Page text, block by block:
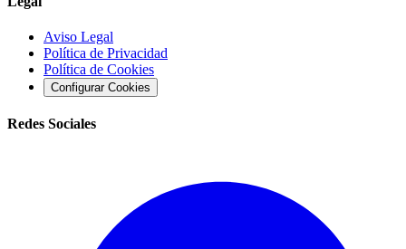
Aviso Legal
Política de Privacidad
Política de Cookies
Configurar Cookies
Redes Sociales